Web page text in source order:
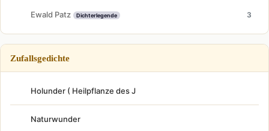
Ewald Patz Dichterlegende 3
Zufallsgedichte
Holunder ( Heilpflanze des J
Naturwunder